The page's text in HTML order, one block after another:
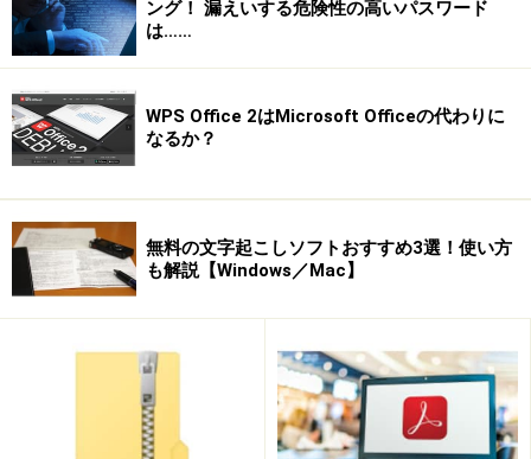
（ ）以外の括弧は、かっこと打って変換します。・・
と参考書などには説明されています。
《》そうすると、括弧が対で表示されます。その場合
は、カーソルを括弧の中に入れてから文字を打ち、また
括弧からカーソルを出して続きを入力する必要がありま
小技：最初にEnterキーの左にある「を打って、変換。≪
何か好きな括弧を選び、確定します。文字を中に打っ
て、Enterキーの左にある」を打って変換すると、括弧は
対なので、１回目で先ほど打った括弧の閉じる方の括弧
が表示されますので、確定します。
＜○文字は？＞
ング！ 漏えいする危険性の高いパスワード
は……
WPS Office 2はMicrosoft Officeの代わりに
なるか？
無料の文字起こしソフトおすすめ3選！使い方
も解説【Windows／Mac】